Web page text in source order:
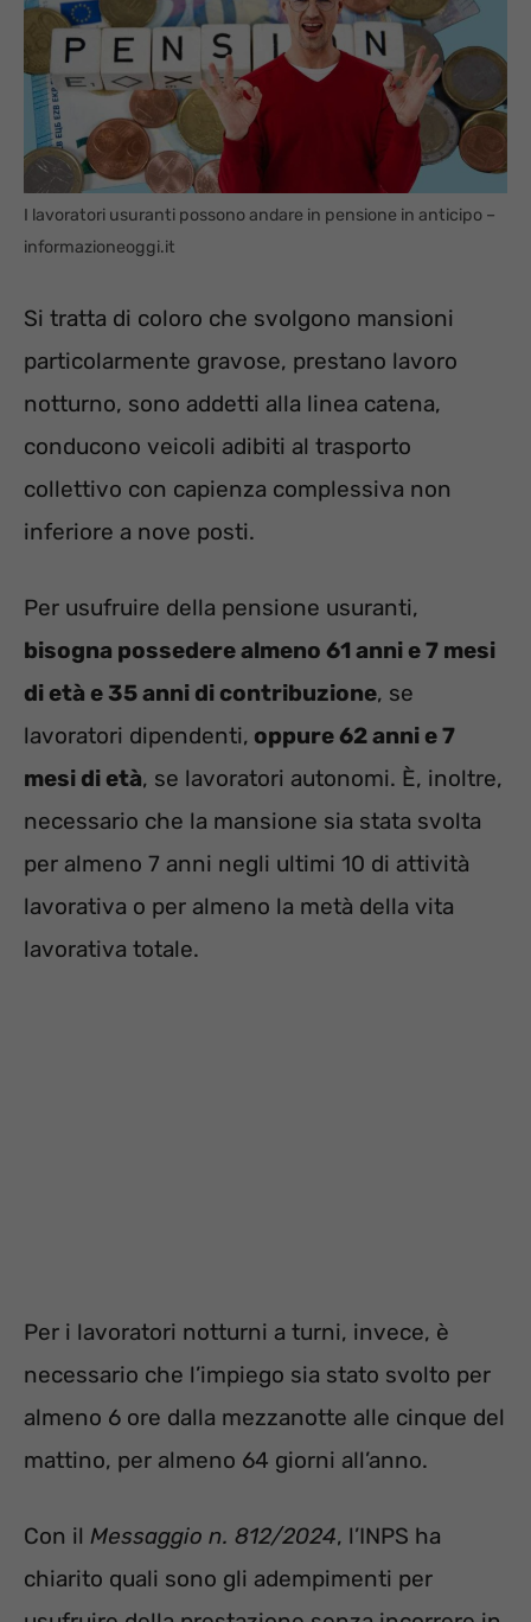
I lavoratori usuranti possono andare in pensione in anticipo –
informazioneoggi.it
Si tratta di coloro che svolgono mansioni
particolarmente gravose, prestano lavoro
notturno, sono addetti alla linea catena,
conducono veicoli adibiti al trasporto
collettivo con capienza complessiva non
inferiore a nove posti.
Per usufruire della pensione usuranti,
bisogna possedere almeno 61 anni e 7 mesi
di età e 35 anni di contribuzione, se
lavoratori dipendenti, oppure 62 anni e 7
mesi di età, se lavoratori autonomi. È, inoltre,
necessario che la mansione sia stata svolta
per almeno 7 anni negli ultimi 10 di attività
lavorativa o per almeno la metà della vita
lavorativa totale.
Per i lavoratori notturni a turni, invece, è
necessario che l’impiego sia stato svolto per
almeno 6 ore dalla mezzanotte alle cinque del
mattino, per almeno 64 giorni all’anno.
Con il Messaggio n. 812/2024, l’INPS ha
chiarito quali sono gli adempimenti per